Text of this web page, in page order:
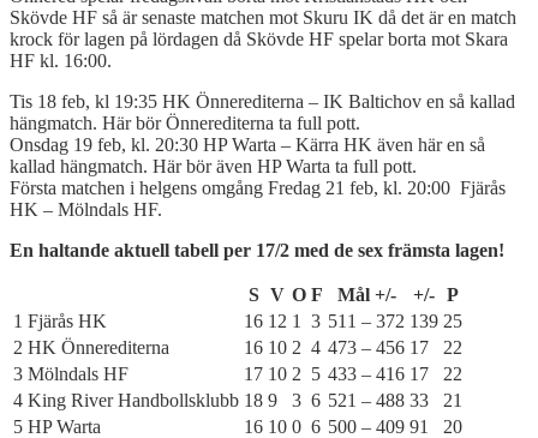
Skövde HF så är senaste matchen mot Skuru IK då det är en match
krock för lagen på lördagen då Skövde HF spelar borta mot Skara
HF kl. 16:00.
Tis 18 feb, kl 19:35 HK Önnerediterna – IK Baltichov en så kallad
hängmatch. Här bör Önnerediterna ta full pott.
Onsdag 19 feb, kl. 20:30 HP Warta – Kärra HK även här en så
kallad hängmatch. Här bör även HP Warta ta full pott.
Första matchen i helgens omgång Fredag 21 feb, kl. 20:00 Fjärås
HK – Mölndals HF.
En haltande aktuell tabell per 17/2 med de sex främsta lagen!
S V O F Mål +/- +/- P
1 Fjärås HK 16 12 1 3 511 – 372 139 25
2 HK Önnerediterna 16 10 2 4 473 – 456 17
22
3 Mölndals HF 17 10 2 5 433 – 416 17
22
4 King River Handbollsklubb 18 9 3 6 521 – 488 33
21
5 HP Warta 16 10 0 6 500 – 409 91
20